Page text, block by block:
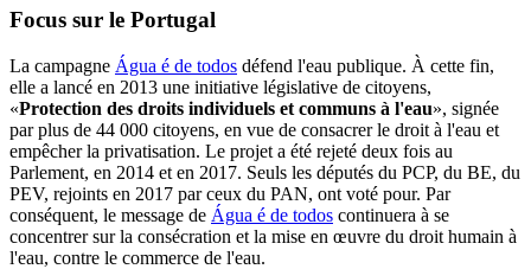
Focus sur le Portugal
La campagne Água é de todos défend l'eau publique. À cette fin,
elle a lancé en 2013 une initiative législative de citoyens,
«Protection des droits individuels et communs à l'eau», signée
par plus de 44 000 citoyens, en vue de consacrer le droit à l'eau et
empêcher la privatisation. Le projet a été rejeté deux fois au
Parlement, en 2014 et en 2017. Seuls les députés du PCP, du BE, du
PEV, rejoints en 2017 par ceux du PAN, ont voté pour. Par
conséquent, le message de Água é de todos continuera à se
concentrer sur la consécration et la mise en œuvre du droit humain à
l'eau, contre le commerce de l'eau.